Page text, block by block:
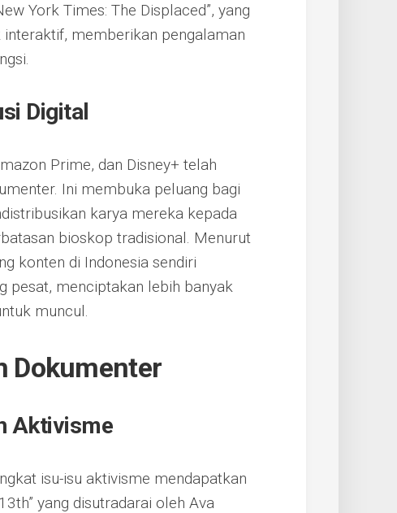
York Times: The Displaced”, yang
memberikan pengalaman
Digital
Prime, dan Disney+ telah
Ini membuka peluang bagi
karya mereka kepada
bioskop tradisional. Menurut
konten di Indonesia sendiri
pesat, menciptakan lebih banyak
muncul.
Dokumenter
Aktivisme
isu-isu aktivisme mendapatkan
yang disutradarai oleh Ava